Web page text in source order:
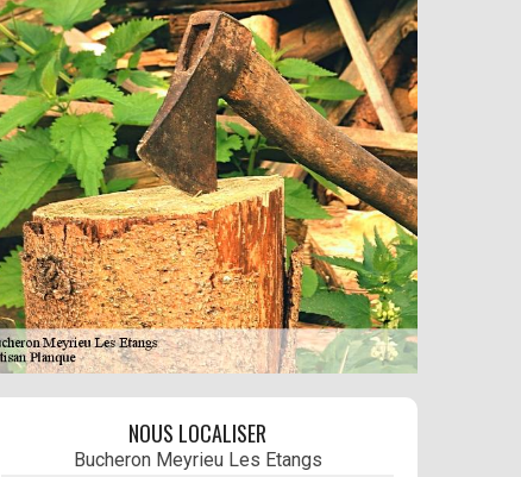
NOUS LOCALISER
Bucheron Meyrieu Les Etangs